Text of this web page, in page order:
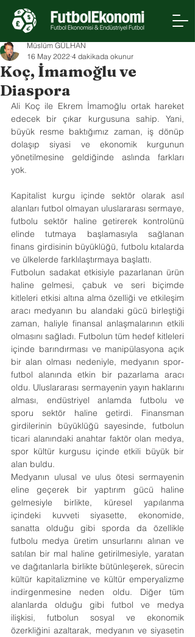
Koç, İmamoğlu ve
Diaspora
Müslüm GÜLHAN
16 May 2022 4 dakikada okunur
Ali Koç ile Ekrem İmamoğlu ortak hareket
edecek bir çıkar kurgusuna sahip. Yani,
büyük resme baktığımız zaman, iş dönüp
dolaşıp siyasi ve ekonomik kurgunun
yönetilmesine geldiğinde aslında farkları
yok.
Kapitalist kurgu içinde sektör olarak asıl
alanları futbol olmayan uluslararası sermaye,
futbolu sektör haline getirerek kontrolünü
elinde tutmaya başlamasıyla sağlanan
finans girdisinin büyüklüğü, futbolu kıtalarda
ve ülkelerde farklılaştırmaya başlattı.
Futbolun sadakat etkisiyle pazarlanan ürün
haline gelmesi, çabuk ve seri biçimde
kitleleri etkisi altına alma özelliği ve etkileşim
aracı medyanın bu alandaki gücü birleştiği
zaman, haliyle finansal anlaşmalarının etkili
olmasını sağladı. Futbolun tüm hedef kitleleri
içinde barındırması ve manipülasyona açık
bir alan olması nedeniyle, medyanın spor-
futbol alanında etkin bir pazarlama aracı
oldu. Uluslararası sermayenin yayın haklarını
alması, endüstriyel anlamda futbolu ve
sporu sektör haline getirdi. Finansman
girdilerinin büyüklüğü sayesinde, futbolun
ticari alanındaki anahtar faktör olan medya,
spor kültür kurgusu içinde etkili büyük bir
alan buldu.
Medyanın ulusal ve ulus ötesi sermayenin
eline geçerek bir yaptırım gücü haline
gelmesiyle birlikte, küresel yapılanma
içindeki kuvveti siyasette, ekonomide,
sanatta olduğu gibi sporda da özellikle
futbolu medya üretim unsurlarını alınan ve
satılan bir mal haline getirilmesiyle, yaratan
ve dağıtanlarla birlikte bütünleşerek, sürecin
kültür kapitalizmine ve kültür emperyalizme
indirgenmesine neden oldu. Diğer tüm
alanlarda olduğu gibi futbol ve medya
ilişkisi, futbolun sosyal ve ekonomik
özerkliğini azaltarak, medyanın ve siyasetin